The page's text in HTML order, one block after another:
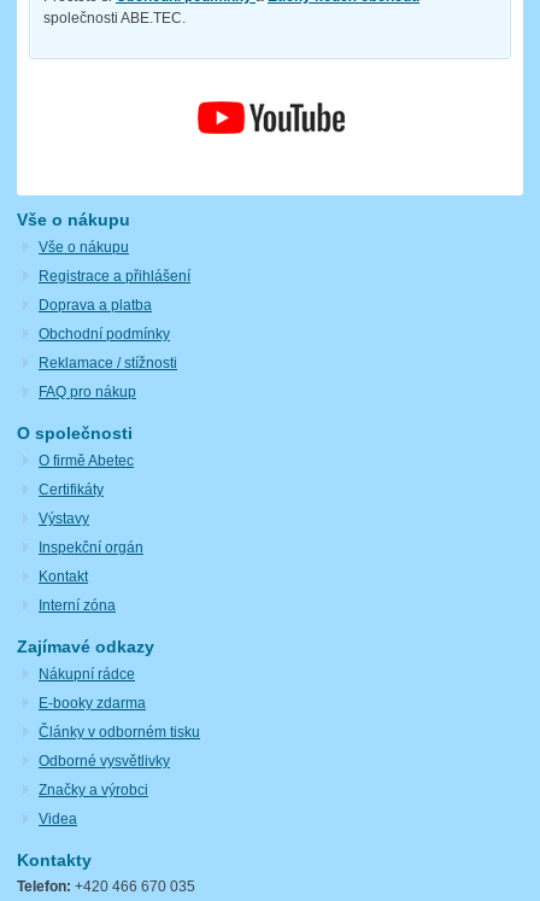
společnosti ABE.TEC.
Vše o nákupu
Vše o nákupu
Registrace a přihlášení
Doprava a platba
Obchodní podmínky
Reklamace / stížnosti
FAQ pro nákup
O společnosti
O firmě Abetec
Certifikáty
Výstavy
Inspekční orgán
Kontakt
Interní zóna
Zajímavé odkazy
Nákupní rádce
E-booky zdarma
Články v odborném tisku
Odborné vysvětlivky
Značky a výrobci
Videa
Kontakty
Telefon: +420 466 670 035